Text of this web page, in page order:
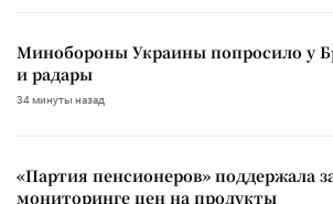
Минобороны Украины попросило у
и радары
34 минуты назад
«Партия пенсионеров» поддержала
мониторинге цен на продукты